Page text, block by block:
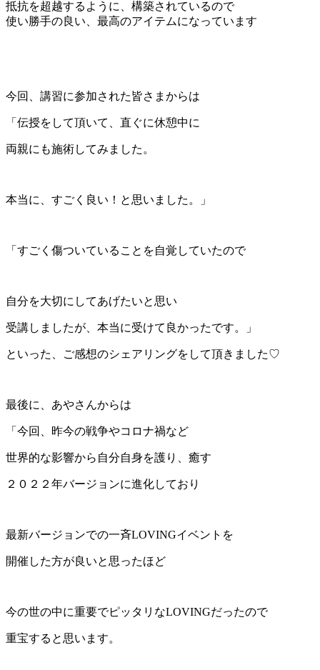
抵抗を超越するように、構築されているので
使い勝手の良い、最高のアイテムになっています
今回、講習に参加された皆さまからは
「伝授をして頂いて、直ぐに休憩中に
両親にも施術してみました。
本当に、すごく良い！と思いました。」
「すごく傷ついていることを自覚していたので
自分を大切にしてあげたいと思い
受講しましたが、本当に受けて良かったです。」
といった、ご感想のシェアリングをして頂きました♡
最後に、あやさんからは
「今回、昨今の戦争やコロナ禍など
世界的な影響から自分自身を護り、癒す
２０２２年バージョンに進化しており
最新バージョンでの一斉LOVINGイベントを
開催した方が良いと思ったほど
今の世の中に重要でピッタリなLOVINGだったので
重宝すると思います。